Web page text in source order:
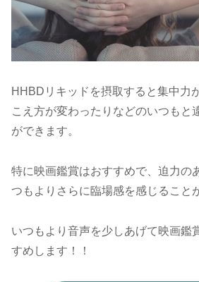
HHBDリキッドを摂取すると集中力
こえ方が変わったりなどのいつもと
ができます。
特に映画鑑賞はおすすめで、迫力の
つもよりさらに臨場感を感じること
いつもより音声を少しあげて映画鑑
すめします！！